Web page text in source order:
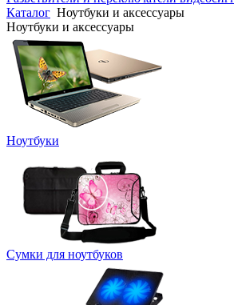
Каталог Ноутбуки и аксессуары
Ноутбуки и аксессуары
Ноутбуки
Сумки для ноутбуков